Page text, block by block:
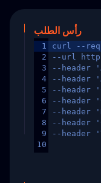
رأس الطلب
1
2
3
4
5
6
7
8
9
10
curl --
--url
--header
--header
--header
--header
--header
--header
--header